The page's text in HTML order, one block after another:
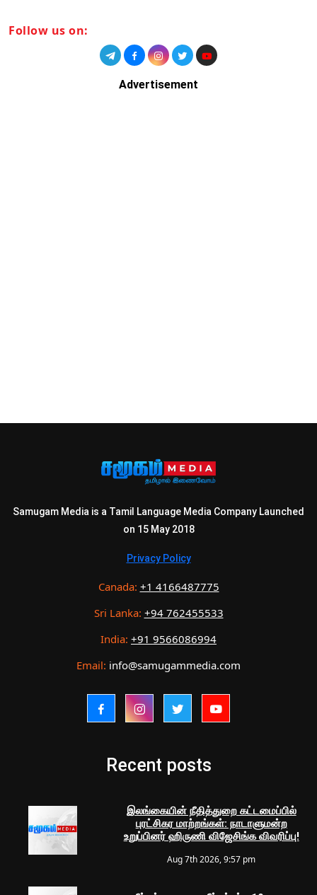
Follow us on:
Advertisement
Samugam Media is a Tamil Language Media Company Launched
on 15 May 2018
Privacy Policy
Canada: +1 4166487775
Sri Lanka: +94 762455533
India: +91 9566086994
Email: info@samugammedia.com
Recent posts
இலங்கையின் நீதித்துறை கட்டமைப்பில்
புரட்சிகர மாற்றங்கள்: நாடாளுமன்ற
உறுப்பினர் ஹிருணி விஜேசிங்க விவரிப்பு!
Aug 7th 2026, 9:57 pm